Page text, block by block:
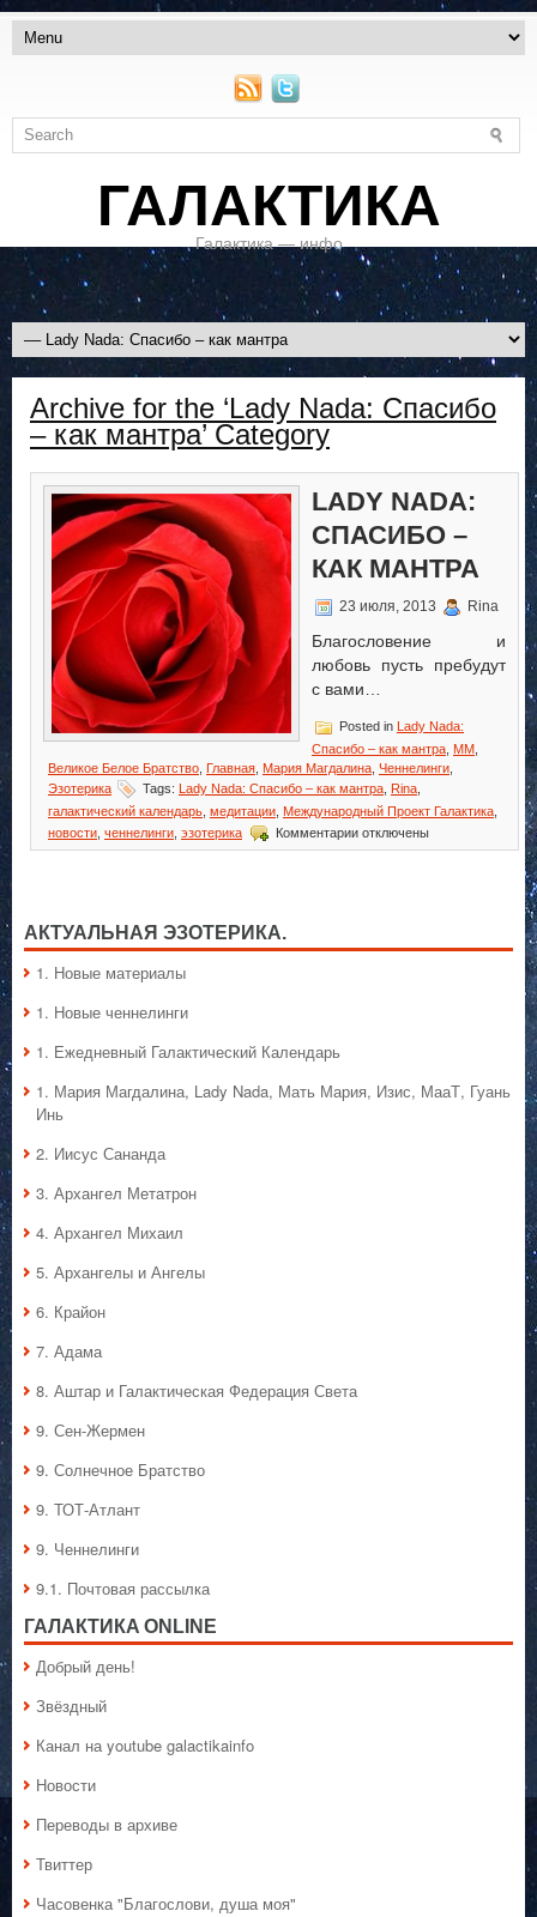
ГАЛАКТИКА
Галактика — инфо
Archive for the ‘Lady Nada: Спасибо
– как мантра’ Category
LADY NADA:
СПАСИБО –
КАК МАНТРА
23 июля, 2013 Rina
Благословение и
любовь пусть пребудут
с вами…
Posted in Lady Nada:
Спасибо – как мантра MM
Великое Белое Братство Главная Мария Магдалина Ченнелинги
Эзотерика
Tags: Lady Nada: Спасибо – как мантра Rina
галактический календарь медитации Международный Проект Галактика
новости ченнелинги эзотерика Комментариик
записи
отключены
АКТУАЛЬНАЯ ЭЗОТЕРИКА.
1. Hовые материалы
1. Hовые ченнелинги
1. Ежедневный Галактический Календарь
1. Мария Магдалина, Lady Nada, Мать Мария, Изис, МааТ, Гуань
Инь
2. Иисус Сананда
3. Архангел Метатрон
4. Архангел Михаил
5. Архангелы и Ангелы
6. Крайон
7. Адама
8. Аштар и Галактическая Федерация Света
9. Сен-Жермен
9. Солнечное Братство
9. ТОТ-Атлант
9. Ченнелинги
9.1. Почтовая рассылка
ГАЛАКТИКA ONLINE
Добрый день!
Звёздный
Канал на youtube galactikainfo
Новости
Переводы в архиве
Твиттер
Часовенка "Благослови, душа моя"